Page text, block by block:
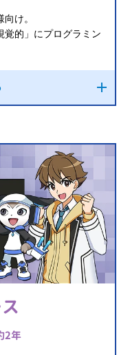
け。
覚的」にプログラミン
2年